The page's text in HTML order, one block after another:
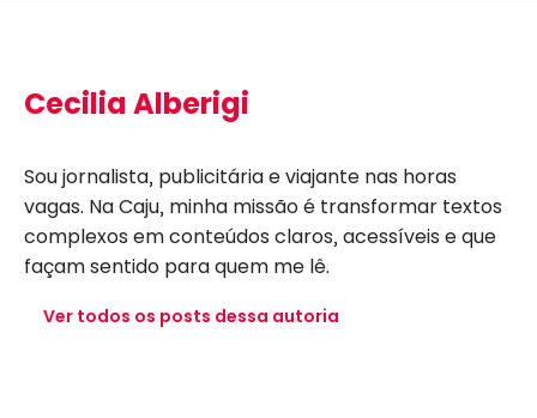
Cecilia Alberigi
Sou jornalista, publicitária e viajante nas horas
vagas. Na Caju, minha missão é transformar textos
complexos em conteúdos claros, acessíveis e que
façam sentido para quem me lê.
Ver todos os posts dessa autoria